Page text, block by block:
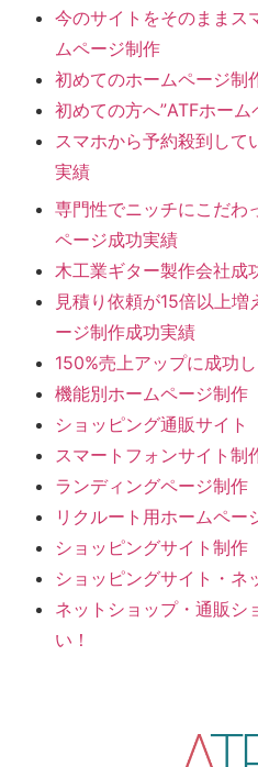
今のサイトをそのままス
ムページ制作
初めてのホームページ制
初めての方へ”ATFホー
スマホから予約殺到して
実績
専門性でニッチにこだわ
ページ成功実績
木工業ギター製作会社成
見積り依頼が15倍以上
ージ制作成功実績
150%売上アップに成功
機能別ホームページ制作
ショッピング通販サイト
スマートフォンサイト制
ランディングページ制作
リクルート用ホームペー
ショッピングサイト制作
ショッピングサイト・ネ
ネットショップ・通販シ
い！